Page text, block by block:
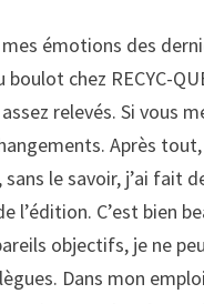
émotions des
chez RECYC-
relevés. Si vous
Après
le savoir, j’ai fait
l’édition. C’est bien
objectifs, je ne
Dans mon